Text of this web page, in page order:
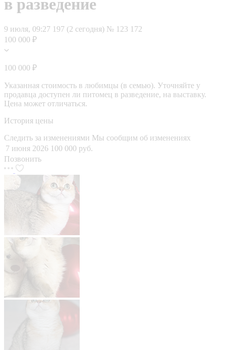
в разведение
9 июля, 09:27 197 (2 сегодня) № 123 172
100 000 ₽
100 000 ₽
Указанная стоимость в любимцы (в семью). Уточняйте у
продавца доступен ли питомец в разведение, на выставку.
Цена может отличаться.
История цены
Следить за изменениями Мы сообщим об изменениях
7 июня 2026 100 000 руб.
Позвонить